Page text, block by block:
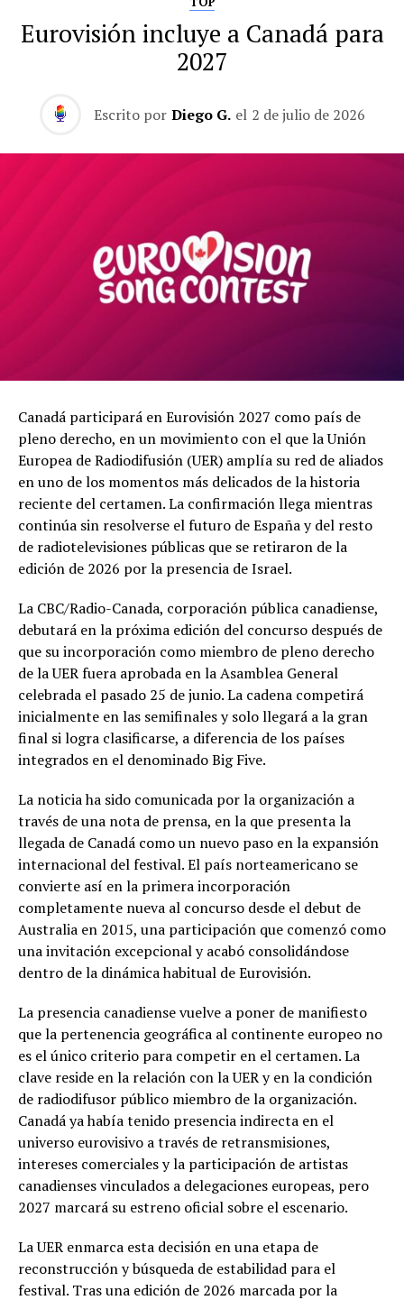
Eurovisión incluye a Canadá para
2027
Escrito por Diego G. el 2 de julio de 2026
Canadá participará en Eurovisión 2027 como país de
pleno derecho, en un movimiento con el que la Unión
Europea de Radiodifusión (UER) amplía su red de aliados
en uno de los momentos más delicados de la historia
reciente del certamen. La confirmación llega mientras
continúa sin resolverse el futuro de España y del resto
de radiotelevisiones públicas que se retiraron de la
edición de 2026 por la presencia de Israel.
La CBC/Radio-Canada, corporación pública canadiense,
debutará en la próxima edición del concurso después de
que su incorporación como miembro de pleno derecho
de la UER fuera aprobada en la Asamblea General
celebrada el pasado 25 de junio. La cadena competirá
inicialmente en las semifinales y solo llegará a la gran
final si logra clasificarse, a diferencia de los países
integrados en el denominado Big Five.
La noticia ha sido comunicada por la organización a
través de una nota de prensa, en la que presenta la
llegada de Canadá como un nuevo paso en la expansión
internacional del festival. El país norteamericano se
convierte así en la primera incorporación
completamente nueva al concurso desde el debut de
Australia en 2015, una participación que comenzó como
una invitación excepcional y acabó consolidándose
dentro de la dinámica habitual de Eurovisión.
La presencia canadiense vuelve a poner de manifiesto
que la pertenencia geográfica al continente europeo no
es el único criterio para competir en el certamen. La
clave reside en la relación con la UER y en la condición
de radiodifusor público miembro de la organización.
Canadá ya había tenido presencia indirecta en el
universo eurovisivo a través de retransmisiones,
intereses comerciales y la participación de artistas
canadienses vinculados a delegaciones europeas, pero
2027 marcará su estreno oficial sobre el escenario.
La UER enmarca esta decisión en una etapa de
reconstrucción y búsqueda de estabilidad para el
festival. Tras una edición de 2026 marcada por la